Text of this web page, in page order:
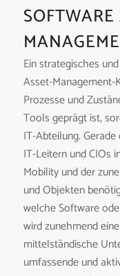
Ein strategisches
Asset-
Prozesse und
Tools geprägt ist,
IT-Abteilung.
IT-Leitern und CIOs
Mobility und der
und Objekten
welche Software
wird zunehmend
mittelständische
umfassende und